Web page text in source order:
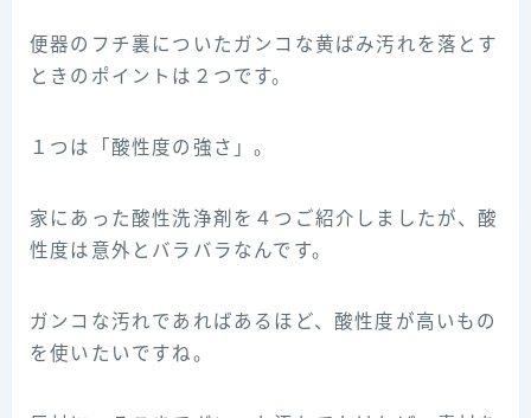
便器のフチ裏についたガンコな黄ばみ汚れを落とす
ときのポイントは２つです。
１つは「酸性度の強さ」。
家にあった酸性洗浄剤を４つご紹介しましたが、酸
性度は意外とバラバラなんです。
ガンコな汚れであればあるほど、酸性度が高いもの
を使いたいですね。